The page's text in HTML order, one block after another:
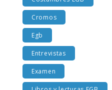
Costumbres EGB
Cromos
Egb
Entrevistas
Examen